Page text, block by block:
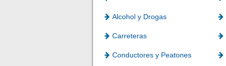
Alcohol y Drogas
Carreteras
Conductores y Peatones